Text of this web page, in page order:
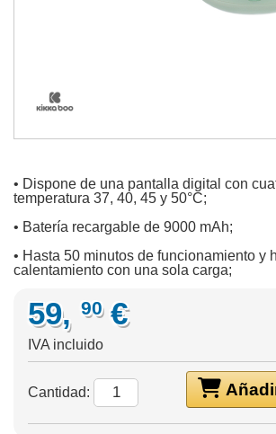
• Dispone de una pantalla digital con
temperatura 37, 40, 45 y 50°C;
• Batería recargable de 9000 mAh;
• Hasta 50 minutos de funcionamiento y
calentamiento con una sola carga;
59, 90 €
IVA incluido
Cantidad: